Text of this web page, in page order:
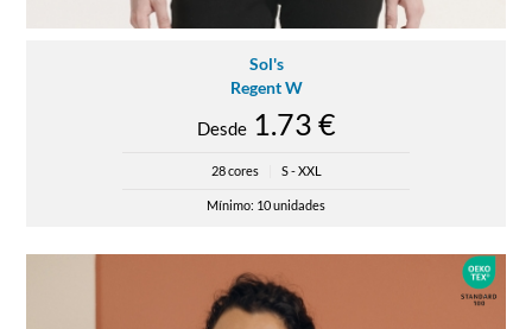
Sol's
Regent W
Desde1.73 €
28 cores S - XXL
Mínimo: 10 unidades